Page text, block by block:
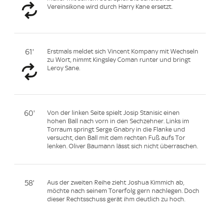
Vereinsikone wird durch Harry Kane ersetzt.
61'
Erstmals meldet sich Vincent Kompany mit Wechseln
zu Wort, nimmt Kingsley Coman runter und bringt
Leroy Sane.
60'
Von der linken Seite spielt Josip Stanisic einen
hohen Ball nach vorn in den Sechzehner. Links im
Torraum springt Serge Gnabry in die Flanke und
versucht, den Ball mit dem rechten Fuß aufs Tor
lenken. Oliver Baumann lässt sich nicht überraschen.
58'
Aus der zweiten Reihe zieht Joshua Kimmich ab,
möchte nach seinem Torerfolg gern nachlegen. Doch
dieser Rechtsschuss gerät ihm deutlich zu hoch.